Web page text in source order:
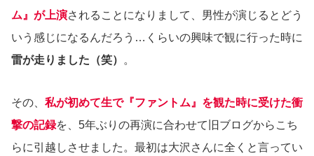
ム』が上演されることになりまして、男性が演じるとどう
いう感じになるんだろう…くらいの興味で観に行った時に
雷が走りました（笑） 。
その、 私が初めて生で『ファントム』を観た時に受けた衝
撃の記録を、5年ぶりの再演に合わせて旧ブログからこち
らに引越しさせました。最初は大沢さんに全くと言ってい